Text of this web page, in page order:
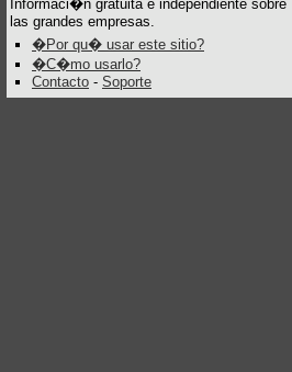
Informaci�n gratuita e independiente sobre
las grandes empresas.
�Por qu� usar este sitio?
�C�mo usarlo?
Contacto - Soporte